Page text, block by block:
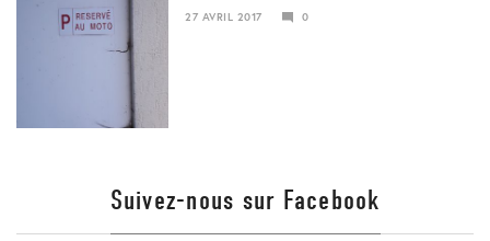
27 AVRIL 2017
0
Suivez-nous sur Facebook